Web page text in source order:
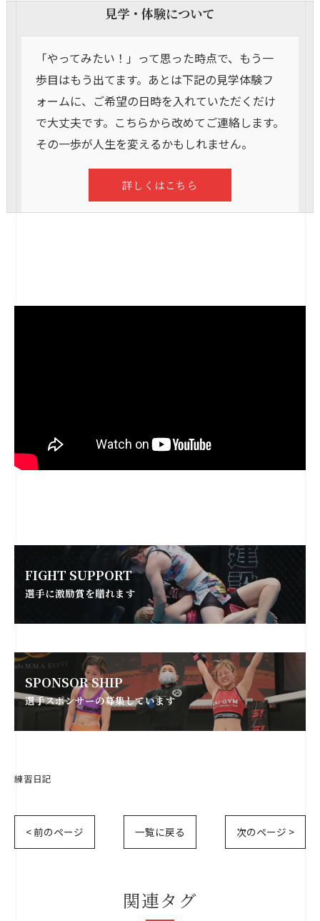
見学・体験について
「やってみたい！」って思った時点で、もう一
歩目はもう出てます。あとは下記の見学体験フ
ォームに、ご希望の日時を入れていただくだけ
で大丈夫です。こちらから改めてご連絡します。
その一歩が人生を変えるかもしれません。
詳しくはこちら
FIGHT SUPPORT
選手に激励賞を贈れます
SPONSOR SHIP
選手スポンサーの募集しています
練習日記
< 前のページ 一覧に戻る 次のページ >
関連タグ